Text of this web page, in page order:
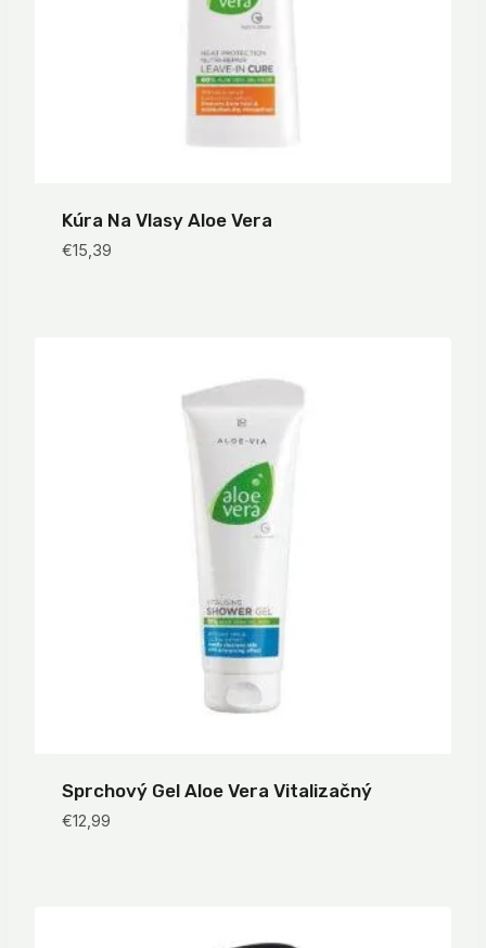
Kúra Na Vlasy Aloe Vera
€15,39
Sprchový Gel Aloe Vera Vitalizačný
€12,99